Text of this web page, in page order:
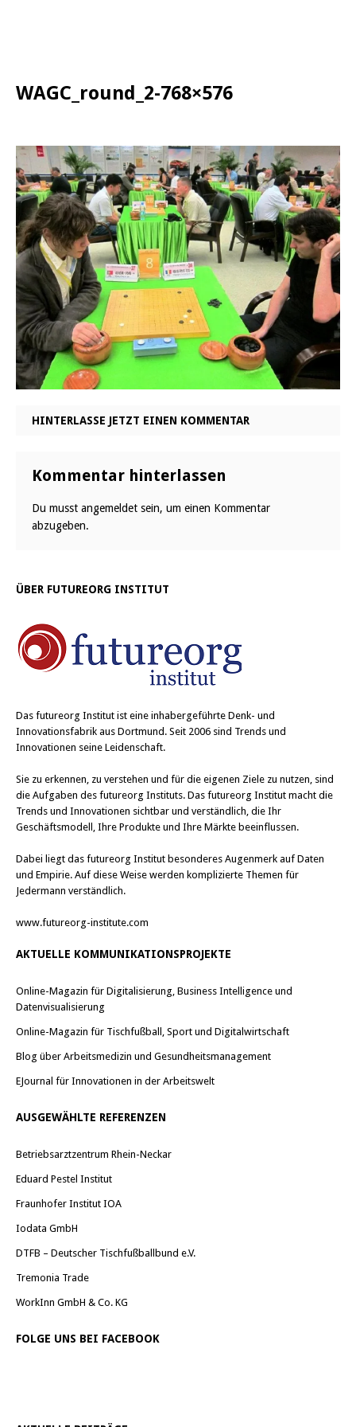
WAGC_round_2-768×576
HINTERLASSE JETZT EINEN KOMMENTAR
Kommentar hinterlassen
Du musst angemeldet sein, um einen Kommentar
abzugeben.
ÜBER FUTUREORG INSTITUT
Das futureorg Institut ist eine inhabergeführte Denk- und
Innovationsfabrik aus Dortmund. Seit 2006 sind Trends und
Innovationen seine Leidenschaft.
Sie zu erkennen, zu verstehen und für die eigenen Ziele zu nutzen, sind
die Aufgaben des futureorg Instituts. Das futureorg Institut macht die
Trends und Innovationen sichtbar und verständlich, die Ihr
Geschäftsmodell, Ihre Produkte und Ihre Märkte beeinflussen.
Dabei liegt das futureorg Institut besonderes Augenmerk auf Daten
und Empirie. Auf diese Weise werden komplizierte Themen für
Jedermann verständlich.
www.futureorg-institute.com
AKTUELLE KOMMUNIKATIONSPROJEKTE
Online-Magazin für Digitalisierung, Business Intelligence und
Datenvisualisierung
Online-Magazin für Tischfußball, Sport und Digitalwirtschaft
Blog über Arbeitsmedizin und Gesundheitsmanagement
EJournal für Innovationen in der Arbeitswelt
AUSGEWÄHLTE REFERENZEN
Betriebsarztzentrum Rhein-Neckar
Eduard Pestel Institut
Fraunhofer Institut IOA
Iodata GmbH
DTFB – Deutscher Tischfußballbund e.V.
Tremonia Trade
WorkInn GmbH & Co. KG
FOLGE UNS BEI FACEBOOK